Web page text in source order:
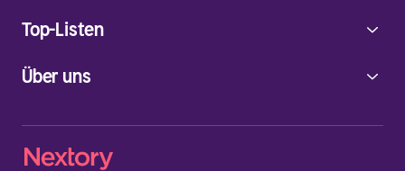
Über uns
Top-Listen